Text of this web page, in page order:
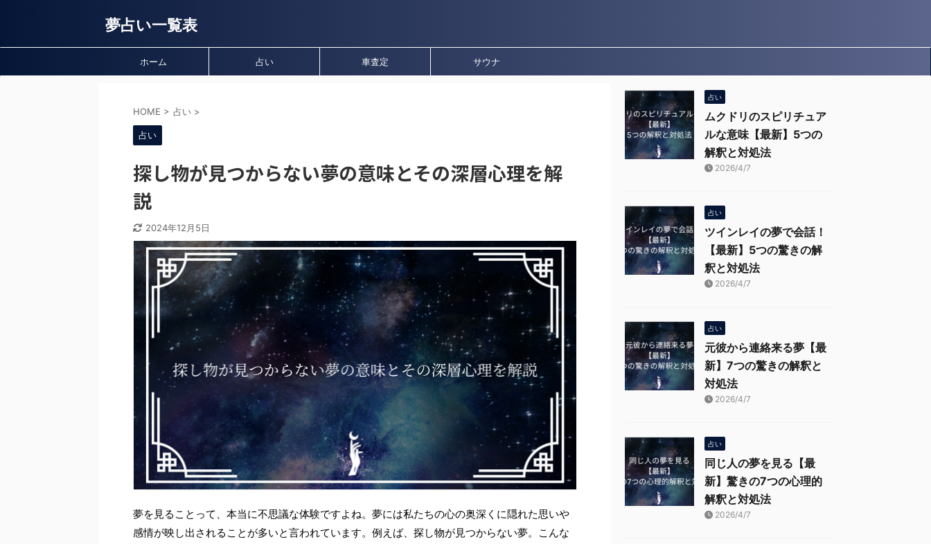
夢占い一覧表
ホーム 占い 車査定 サウナ
HOME > 占い >
占い
探し物が見つからない夢の意味とその深層心理を解
説
2024年12月5日
夢を見ることって、本当に不思議な体験ですよね。夢には私たちの心の奥深くに隠れた思いや
感情が映し出されることが多いと言われています。例えば、探し物が見つからない夢。こんな
占い
ムクドリのスピリチュア
ルな意味【最新】5つの
解釈と対処法
2026/4/7
占い
ツインレイの夢で会話！
【最新】5つの驚きの解
釈と対処法
2026/4/7
占い
元彼から連絡来る夢【最
新】7つの驚きの解釈と
対処法
2026/4/7
占い
同じ人の夢を見る【最
新】驚きの7つの心理的
解釈と対処法
2026/4/7